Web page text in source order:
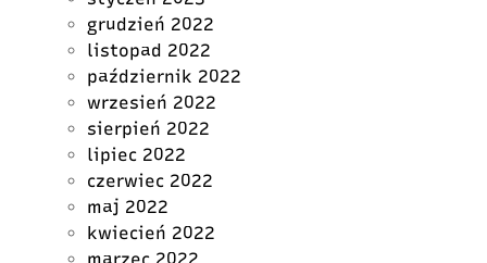
grudzień 2022
listopad 2022
październik 2022
wrzesień 2022
sierpień 2022
lipiec 2022
czerwiec 2022
maj 2022
kwiecień 2022